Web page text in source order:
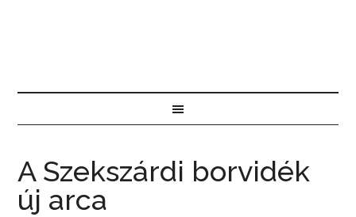
A Szekszárdi borvidék
új arca